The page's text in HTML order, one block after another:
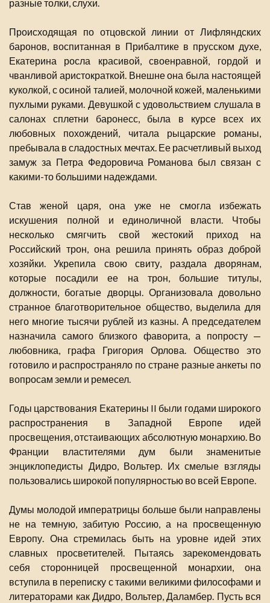
разные толки, слухи.
Происходящая по отцовской линии от Лифляндских
баронов, воспитанная в Прибалтике в прусском духе,
Екатерина росла красивой, своенравной, гордой и
чванливой аристократкой. Внешне она была настоящей
куколкой, с осиной талией, молочной кожей, маленькими
пухлыми руками. Девушкой с удовольствием слушала в
салонах сплетни баронесс, была в курсе всех их
любовных похождений, читала рыцарские романы,
пребывала в сладостных мечтах. Ее расчетливый выход
замуж за Петра Федоровича Романова был связан с
какими-то большими надеждами.
Став женой царя, она уже не смогла избежать
искушения полной и единоличной власти. Чтобы
несколько смягчить свой жестокий приход на
Российский трон, она решила принять образ доброй
хозяйки. Укрепила свою свиту, раздала дворянам,
которые посадили ее на трон, большие титулы,
должности, богатые дворцы. Организовала довольно
странное благотворительное общество, выделила для
него многие тысячи рублей из казны. А председателем
назначила самого близкого фаворита, а попросту —
любовника, графа Григория Орлова. Общество это
готовило и распространяло по стране разные анкеты по
вопросам земли и ремесел.
Годы царствования Екатерины II были годами широкого
распространения в Западной Европе идей
просвещения, отстаивающих абсолютную монархию. Во
Франции властителями дум были знаменитые
энциклопедисты Дидро, Вольтер. Их смелые взгляды
пользовались широкой популярностью во всей Европе.
Думы молодой императрицы больше были направлены
не на темную, забитую Россию, а на просвещенную
Европу. Она стремилась быть на уровне идей этих
славных просветителей. Пытаясь зарекомендовать
себя сторонницей просвещенной монархии, она
вступила в переписку с такими великими философами и
литераторами как Дидро, Вольтер, Даламбер. Пусть вся